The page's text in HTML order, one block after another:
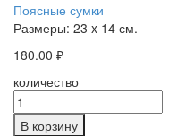
Поясные сумки
Размеры: 23 x 14 см.
180.00 ₽
количество
В корзину